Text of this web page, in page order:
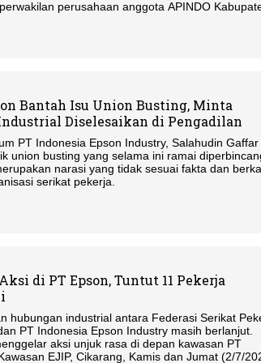
perusahaan anggota APINDO
Bantah Isu Union Busting, Minta
Diselesaikan di Pengadilan
PT Indonesia Epson Industry, Salahudin Gaffar
union busting yang selama ini ramai
narasi yang tidak sesuai fakta dan
serikat pekerja.
di PT Epson, Tuntut 11 Pekerja
hubungan industrial antara Federasi Serikat
PT Indonesia Epson Industry masih berlanjut.
aksi unjuk rasa di depan kawasan PT
EJIP, Cikarang, Kamis dan Jumat (2/7/